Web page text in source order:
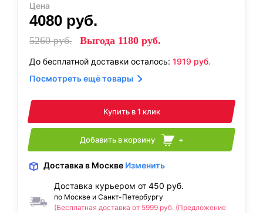
Цена
4080 руб.
5260руб. Выгода 1180 руб.
До бесплатной доставки осталось: 1919 руб.
Посмотреть ещё товары
Купить в 1 клик
Добавить в корзину +
Доставка в Москве Изменить
Доставка курьером от 450 руб.
по Москве и Санкт-Петербургу
(Бесплатная доставка от 5999 руб. (Предложение